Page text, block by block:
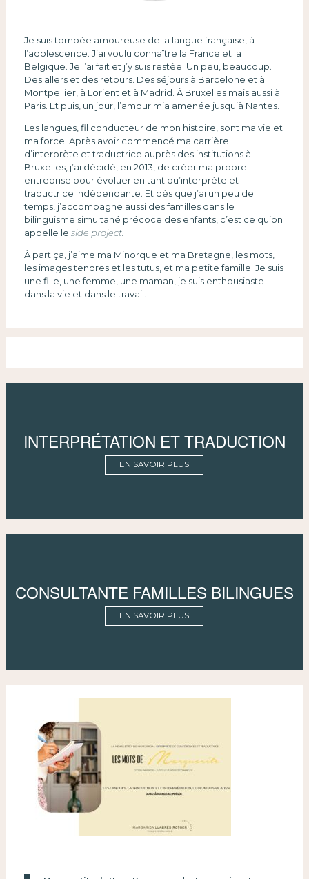
Je suis tombée amoureuse de la langue française, à
l’adolescence. J’ai voulu connaître la France et la
Belgique. Je l’ai fait et j’y suis restée. Un peu, beaucoup.
Des allers et des retours. Des séjours à Barcelone et à
Montpellier, à Lorient et à Madrid. À Bruxelles mais aussi à
Paris. Et puis, un jour, l’amour m’a amenée jusqu’à Nantes.
Les langues, fil conducteur de mon histoire, sont ma vie et
ma force. Après avoir commencé ma carrière
d’interprète et traductrice auprès des institutions à
Bruxelles, j’ai décidé, en 2013, de créer ma propre
entreprise pour évoluer en tant qu’interprète et
traductrice indépendante. Et dès que j’ai un peu de
temps, j’accompagne aussi des familles dans le
bilinguisme simultané précoce des enfants, c’est ce qu’on
appelle le side project.
À part ça, j’aime ma Minorque et ma Bretagne, les mots,
les images tendres et les tutus, et ma petite famille. Je suis
une fille, une femme, une maman, je suis enthousiaste
dans la vie et dans le travail.
INTERPRÉTATION ET TRADUCTION
EN SAVOIR PLUS
CONSULTANTE FAMILLES BILINGUES
EN SAVOIR PLUS